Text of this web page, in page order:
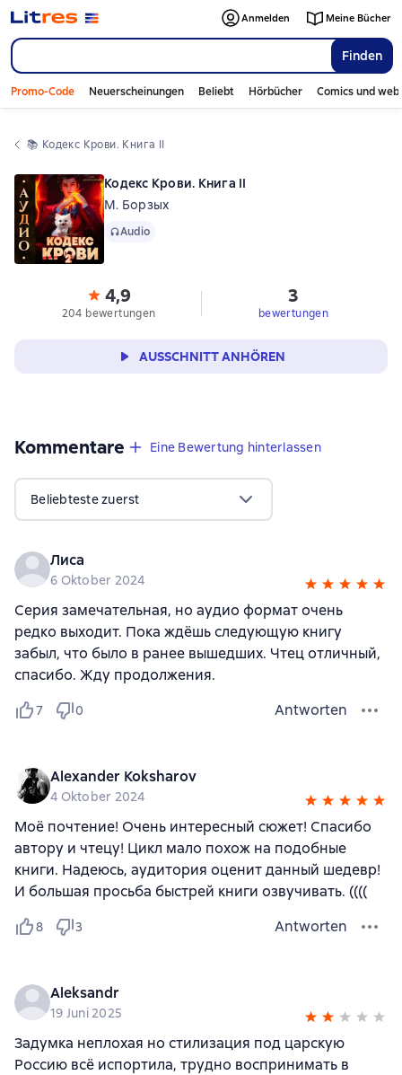
Finden
Anmelden Meine Bücher
Promo-Code Neuerscheinungen Beliebt Hörbücher Comics und
📚 Кодекс Крови. Книга II
Kommentare 3 Bewertungen
Eine Bewertung hinterlassen
Beliebteste zuerst
Лиса
6 Oktober 2024
Серия замечательная, но аудио формат очень
редко выходит. Пока ждёшь следующую книгу
забыл, что было в ранее вышедших. Чтец отличный,
спасибо. Жду продолжения.
7 0 Antworten
Alexander Koksharov
4 Oktober 2024
Моё почтение! Очень интересный сюжет! Спасибо
автору и чтецу! Цикл мало похож на подобные
книги. Надеюсь, аудитория оценит данный шедевр!
И большая просьба быстрей книги озвучивать. ((((
8 3 Antworten
Aleksandr
19 Juni 2025
Задумка неплохая но стилизация под царскую
Россию всё испортила, трудно воспринимать в
Кодекс Крови. Книга II
М. Борзых
AudioAudio
4,9
204 bewertungen
3
bewertungen
AUSSCHNITT ANHÖREN